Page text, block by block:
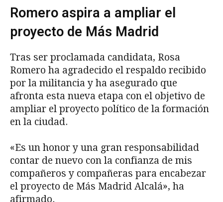
Romero aspira a ampliar el
proyecto de Más Madrid
Tras ser proclamada candidata, Rosa
Romero ha agradecido el respaldo recibido
por la militancia y ha asegurado que
afronta esta nueva etapa con el objetivo de
ampliar el proyecto político de la formación
en la ciudad.
«Es un honor y una gran responsabilidad
contar de nuevo con la confianza de mis
compañeros y compañeras para encabezar
el proyecto de Más Madrid Alcalá», ha
afirmado.